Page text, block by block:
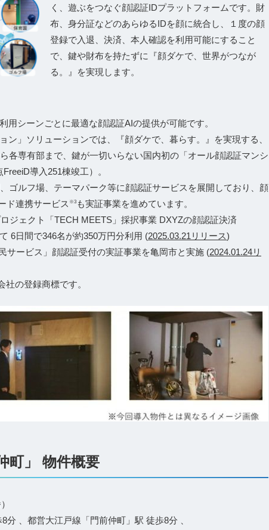
く、遊ぶをつなぐ顔認証IDプラットフォームです。財
布、身分証などのあらゆるIDを顔に統合し、１度の顔
登録で入退、決済、本人確認を利用可能にすること
で、鍵や財布を持たずに『顔ダケで、世界がつなが
る。』を実現します。
用シーンごとに最適な顔認証AIの提供が可能です。
ン」ソリューションでは、『顔ダケで、暮らす。』を実現する、
各専有部まで、鍵が一切いらない国内初の「オール顔認証マンシ
導入251棟竣工）。
ゴルフ場、テーマパーク等に顔認証サービスを展開しており、顔
ド連携サービス ※3 も実証事業を進めています。
ジェクト「TECH MEETS」採択事業 DXYZの顔認証決済
6日間で346名が約350万円分利用 (2025.03.21リリース)
ービス」顔認証受付の実証事業を亀岡市と実施 (2024.01.24リ
の登録商標です。
町」 物件概要
、都営大江戸線「門前仲町」駅 徒歩8分 、